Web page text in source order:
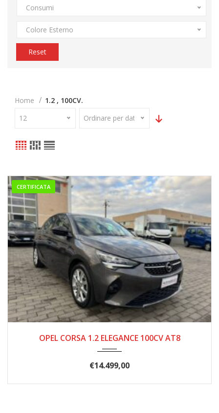
Consumi
Colore Esterno
Reset
Home
1.2 , 100CV.
12
Ordinare per data
CERTIFICATA
OPEL CORSA 1.2 ELEGANCE 100CV AT8
€14.499,00